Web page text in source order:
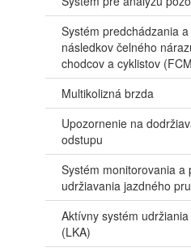
Systém predchádzania
následkov čelného
chodcov a cyklistov
Multikolizná brzda
Upozornenie na
odstupu
Systém monitorovania a
udržiavania jazdného
Aktívny systém
(LKA)